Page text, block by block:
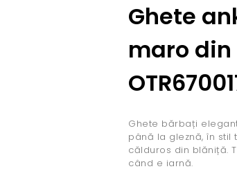
Ghete
maro
Ghete bărbați
până la gleznă, în
călduros din blăniță.
când e iarnă.